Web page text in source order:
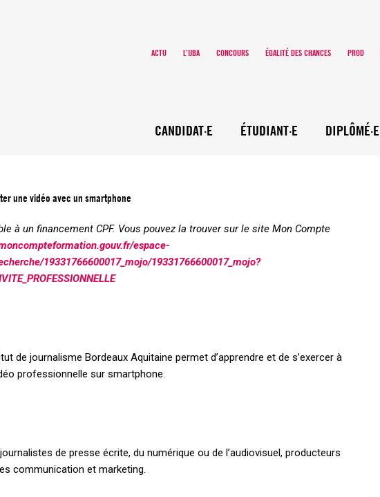
ACTU L’IJBA CONCOURS ÉGALITÉ DES CHANCES PROD
CANDIDAT·E ÉTUDIANT·E DIPLÔMÉ·E
une vidéo avec un smartphone
à un financement CPF. Vous pouvez la trouver sur le site Mon Compte
espace-
19331766600017_mojo/19331766600017_mojo?
de journalisme Bordeaux Aquitaine permet d’apprendre et de s’exercer à
professionnelle sur smartphone.
de presse écrite, du numérique ou de l’audiovisuel, producteurs
communication et marketing.